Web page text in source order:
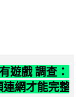
遊戲 調查：
網才能完整